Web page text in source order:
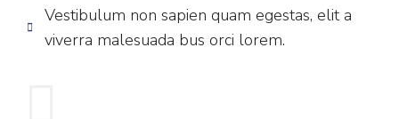
Vestibulum non sapien quam egestas, elit a
viverra malesuada bus orci lorem.